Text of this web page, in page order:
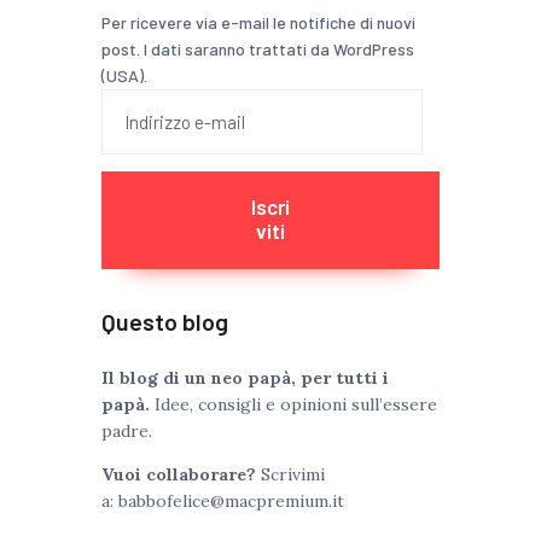
Per ricevere via e-mail le notifiche di nuovi
post. I dati saranno trattati da WordPress
(USA).
Iscri
viti
Questo blog
Il blog di un neo papà, per tutti i
papà. Idee, consigli e opinioni sull’essere
padre.
Vuoi collaborare? Scrivimi
a: babbofelice@macpremium.it